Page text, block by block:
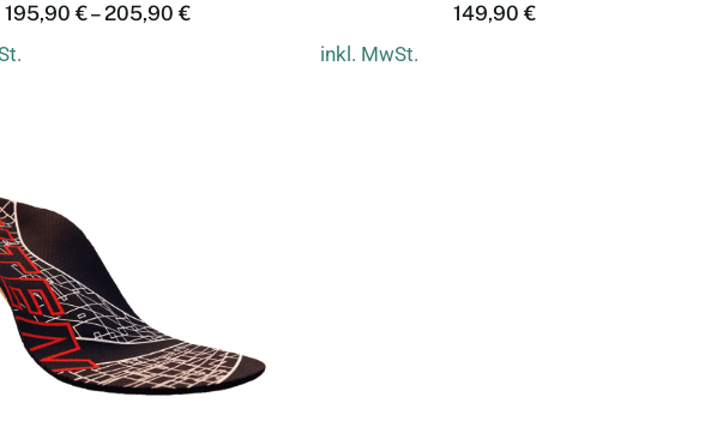
195,90€– 205,90€
149,90€
inkl. MwSt.